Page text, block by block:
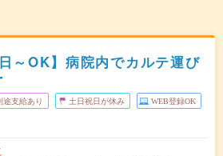
～OK】病院内でカルテ運び
途支給あり 土日祝日が休み WEB登録OK